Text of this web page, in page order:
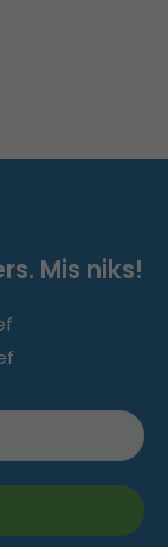
Mis niks!